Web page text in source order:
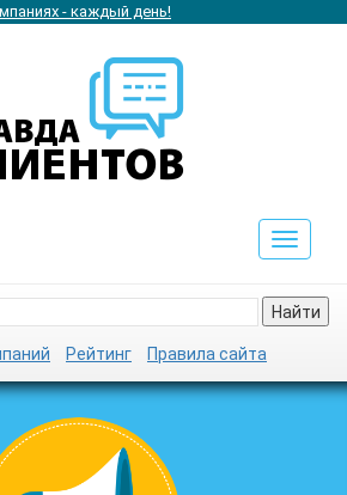
- каждый день!
Toggle
Найти
Рейтинг Правила сайта